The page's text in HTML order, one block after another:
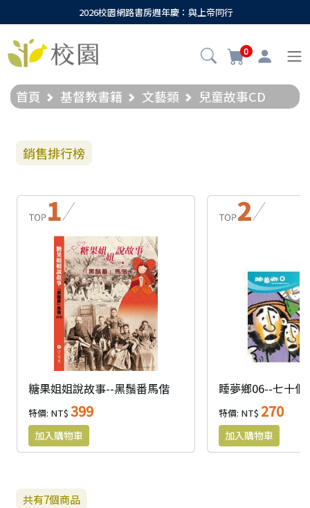
2026校園網路書房週年慶：與上帝同行
0
首頁 基督教書籍 文藝類 兒童故事CD
銷售排行榜
糖果姐姐說故事--黑鬚番馬偕
特價: NT$399
睡夢鄉06--七十
特價: NT$270
共有7個商品